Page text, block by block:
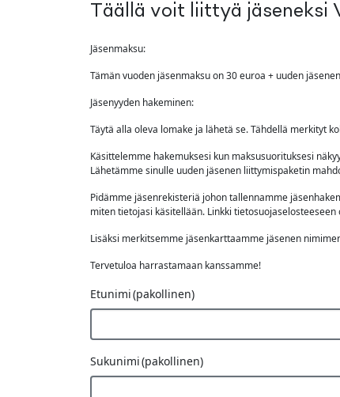
Täällä voit liittyä jäseneksi
Jäsenmaksu:
Tämän vuoden jäsenmaksu on 30 euroa + uuden
Jäsenyyden hakeminen:
Täytä alla oleva lomake ja lähetä se. Tähdellä merkityt
Käsittelemme hakemuksesi kun maksusuorituksesi
Lähetämme sinulle uuden jäsenen liittymispaketin
Pidämme jäsenrekisteriä johon tallennamme
miten tietojasi käsitellään. Linkki tietosuojaselosteeseen
Lisäksi merkitsemme jäsenkarttaamme jäsenen
Tervetuloa harrastamaan kanssamme!
Fax
Number
Etunimi(pakollinen)
Sukunimi(pakollinen)